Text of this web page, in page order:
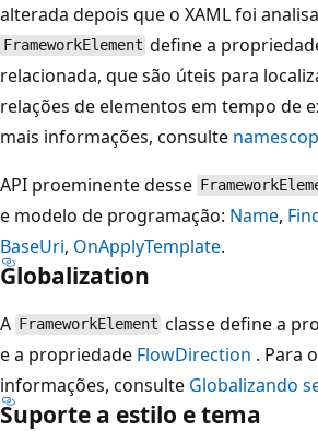
alterada depois que o XAML foi
FrameworkElement define a
relacionada, que são úteis para
relações de elementos em tempo de
mais informações, consulte
API proeminente desse
e modelo de programação: Name,
BaseUri, OnApplyTemplate.
Globalization
A FrameworkElement classe define a
e a propriedade FlowDirection . Para
informações, consulte Globalizando
Suporte a estilo e tema